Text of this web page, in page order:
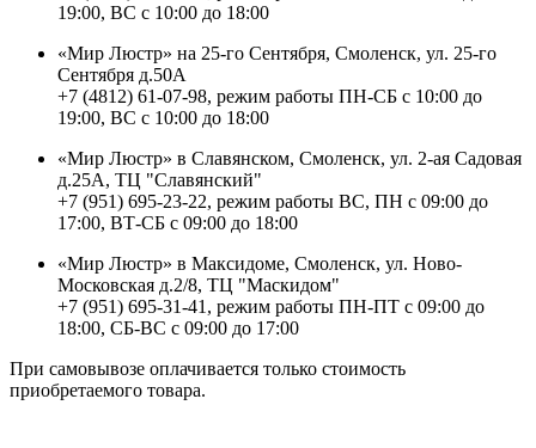
19:00, ВС с 10:00 до 18:00
«Мир Люстр» на 25-го Сентября, Смоленск, ул. 25-го
Сентября д.50А
+7 (4812) 61-07-98, режим работы ПН-СБ с 10:00 до
19:00, ВС с 10:00 до 18:00
«Мир Люстр» в Славянском, Смоленск, ул. 2-ая Садовая
д.25А, ТЦ "Славянский"
+7 (951) 695-23-22, режим работы ВС, ПН с 09:00 до
17:00, ВТ-СБ с 09:00 до 18:00
«Мир Люстр» в Максидоме, Смоленск, ул. Ново-
Московская д.2/8, ТЦ "Маскидом"
+7 (951) 695-31-41, режим работы ПН-ПТ с 09:00 до
18:00, СБ-ВС с 09:00 до 17:00
При самовывозе оплачивается только стоимость
приобретаемого товара.